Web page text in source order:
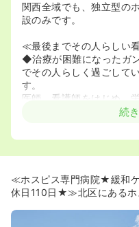
関西全域でも、独立型の
設のみです。
≪最後までその人らしい
◆治療が困難になったガ
でその人らしく過ごして
す。
医師、看護師をはじめ、
カーやボランティアなど
◆患者様のご希望を最大
続
≪ホスピス専門病院★緩和
休日110日★≫北区にあるホ